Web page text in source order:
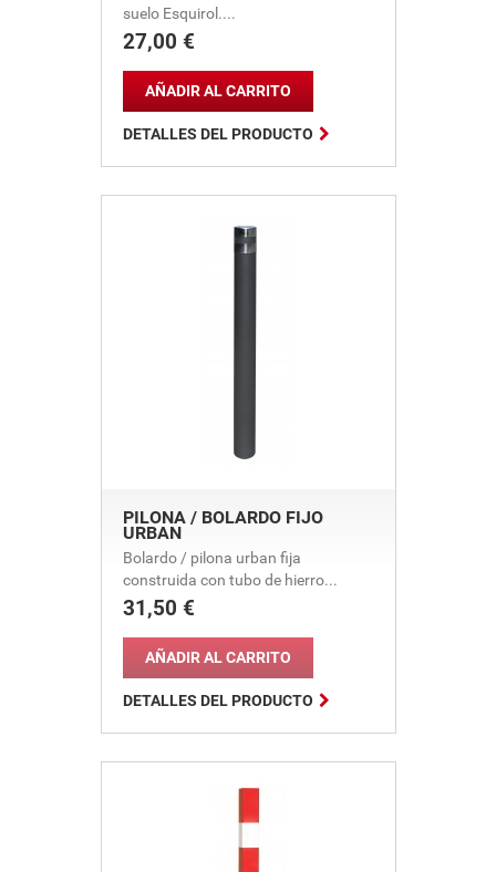
suelo Esquirol....
Precio
27,00 €

AÑADIR AL CARRITO
DETALLES DEL PRODUCTO
PILONA / BOLARDO FIJO
URBAN
Bolardo / pilona urban fija
construida con tubo de hierro...
Precio
31,50 €

AÑADIR AL CARRITO
DETALLES DEL PRODUCTO